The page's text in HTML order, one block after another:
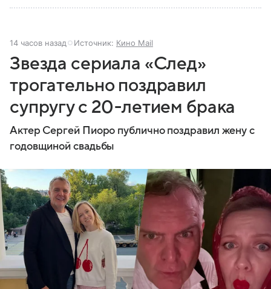
14 часов назад Источник: Кино Mail
Звезда сериала «След»
трогательно поздравил
супругу с 20-летием брака
Актер Сергей Пиоро публично поздравил жену с
годовщиной свадьбы